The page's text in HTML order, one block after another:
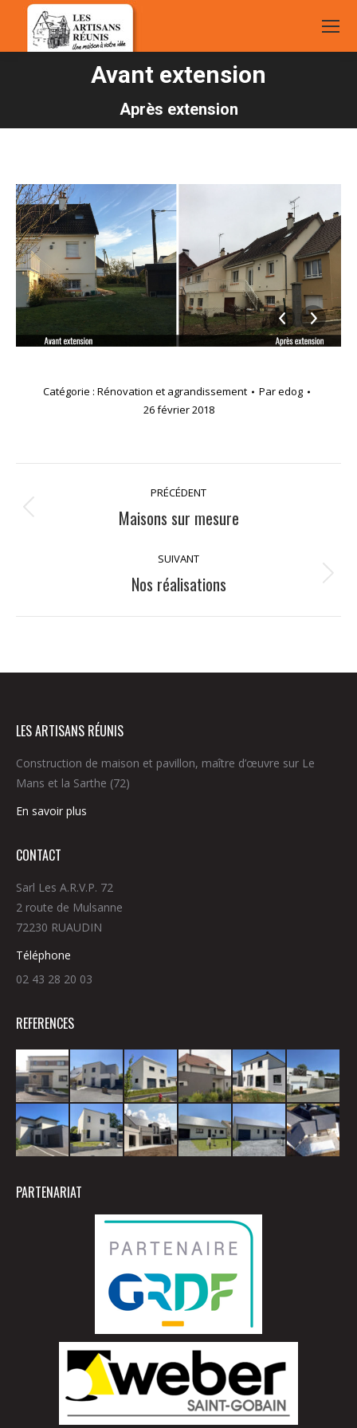
Avant extension
Après extension
Catégorie : Rénovation et agrandissement Paredog
26 février 2018
album
PRÉCÉDENT
Album
précédent
Maisons sur mesure
SUIVANT
Album
suivant
Nos réalisations
LES ARTISANS RÉUNIS
Construction de maison et pavillon, maître d’œuvre sur Le
Mans et la Sarthe (72)
En savoir plus
CONTACT
Sarl Les A.R.V.P. 72
2 route de Mulsanne
72230 RUAUDIN
Téléphone
02 43 28 20 03
REFERENCES
PARTENARIAT